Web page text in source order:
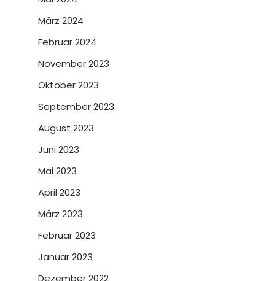
März 2024
Februar 2024
November 2023
Oktober 2023
September 2023
August 2023
Juni 2023
Mai 2023
April 2023
März 2023
Februar 2023
Januar 2023
Dezember 2022